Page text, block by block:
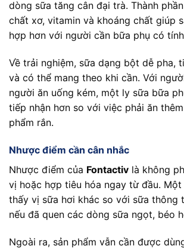
dòng sữa tăng cân đại trà. Thành
chất xơ, vitamin và khoáng chất giúp
hợp hơn với người cần bữa phụ có
Về trải nghiệm, sữa dạng bột dễ pha,
và có thể mang theo khi cần. Với
người ăn uống kém, một ly sữa bữa
tiếp nhận hơn so với việc phải ăn
phẩm rắn.
Nhược điểm cần cân nhắc
Nhược điểm của Fontactiv là không
vị hoặc hợp tiêu hóa ngay từ đầu.
thấy vị sữa hơi khác so với sữa thông
nếu đã quen các dòng sữa ngọt, béo
Ngoài ra, sản phẩm vẫn cần được